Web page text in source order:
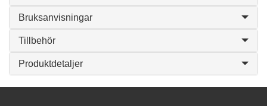
Bruksanvisningar
Tillbehör
Produktdetaljer